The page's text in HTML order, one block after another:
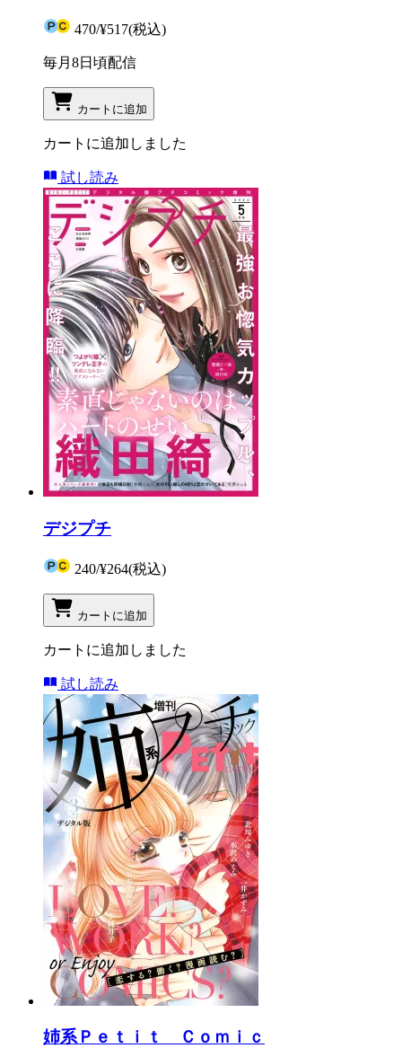
470/¥517(税込)
毎月8日頃配信
カートに追加
カートに追加しました
試し読み
デジプチ
240/¥264(税込)
カートに追加
カートに追加しました
試し読み
姉系Ｐｅｔｉｔ Ｃｏｍｉｃ